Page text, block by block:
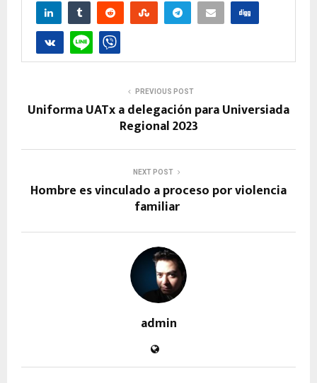
PREVIOUS POST
Uniforma UATx a delegación para Universiada
Regional 2023
NEXT POST
Hombre es vinculado a proceso por violencia
familiar
admin